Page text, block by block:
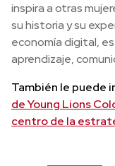
inspira a otras
su historia y su
economía digital,
aprendizaje,
También le puede
de Young Lions
centro de la